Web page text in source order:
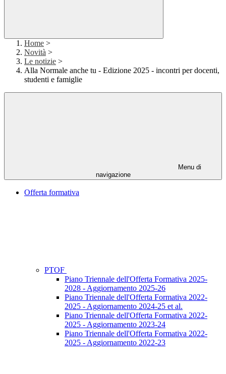
Home >
Novità >
Le notizie >
Alla Normale anche tu - Edizione 2025 - incontri per docenti,
studenti e famiglie
Menu di
navigazione
Offerta formativa
PTOF
Piano Triennale dell'Offerta Formativa 2025-
2028 - Aggiornamento 2025-26
Piano Triennale dell'Offerta Formativa 2022-
2025 - Aggiornamento 2024-25 et al.
Piano Triennale dell'Offerta Formativa 2022-
2025 - Aggiornamento 2023-24
Piano Triennale dell'Offerta Formativa 2022-
2025 - Aggiornamento 2022-23